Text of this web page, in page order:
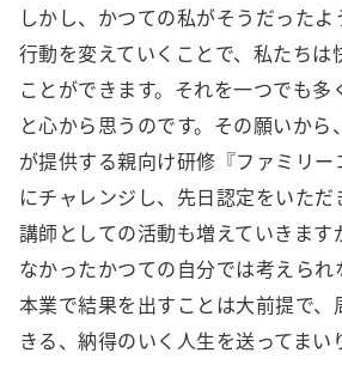
しかし、かつての私がそうだった
行動を変えていくことで、私たちは
ことができます。それを一つでも多
と心から思うのです。その願いか
が提供する親向け研修『ファミリ
にチャレンジし、先日認定をいた
講師としての活動も増えていきます
なかったかつての自分では考えられ
本業で結果を出すことは大前提で、
きる、納得のいく人生を送ってまい